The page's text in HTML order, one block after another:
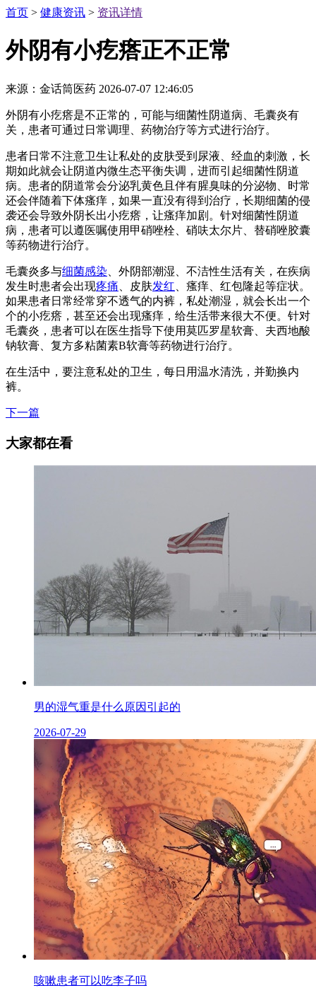
首页 > 健康资讯 > 资讯详情
外阴有小疙瘩正不正常
来源：金话筒医药 2026-07-07 12:46:05
外阴有小疙瘩是不正常的，可能与细菌性阴道病、毛囊炎有
关，患者可通过日常调理、药物治疗等方式进行治疗。
患者日常不注意卫生让私处的皮肤受到尿液、经血的刺激，长
期如此就会让阴道内微生态平衡失调，进而引起细菌性阴道
病。患者的阴道常会分泌乳黄色且伴有腥臭味的分泌物、时常
还会伴随着下体瘙痒，如果一直没有得到治疗，长期细菌的侵
袭还会导致外阴长出小疙瘩，让瘙痒加剧。针对细菌性阴道
病，患者可以遵医嘱使用甲硝唑栓、硝呋太尔片、替硝唑胶囊
等药物进行治疗。
毛囊炎多与细菌感染 、外阴部潮湿、不洁性生活有关，在疾病
发生时患者会出现疼痛 、皮肤发红 、瘙痒、红包隆起等症状。
如果患者日常经常穿不透气的内裤，私处潮湿，就会长出一个
个的小疙瘩，甚至还会出现瘙痒，给生活带来很大不便。针对
毛囊炎，患者可以在医生指导下使用莫匹罗星软膏、夫西地酸
钠软膏、复方多粘菌素B软膏等药物进行治疗。
在生活中，要注意私处的卫生，每日用温水清洗，并勤换内
裤。
下一篇
大家都在看
男的湿气重是什么原因引起的
2026-07-29
咳嗽患者可以吃李子吗